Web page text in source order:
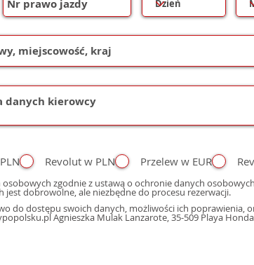
Revolut w PLN Przelew w EUR
zgodnie z ustawą o ochronie danych
jest dobrowolne, ale niezbędne do procesu rezerwacji.
do dostępu swoich danych, możliwości ich poprawienia,
Agnieszka Mulak Lanzarote, 35-509 Playa Honda